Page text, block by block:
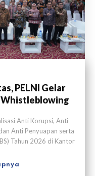
PELNI Gelar
Whistleblowing
Anti Korupsi, Anti
Anti Penyuapan serta
Tahun 2026 di Kantor